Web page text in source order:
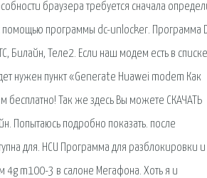
браузера требуется сначала
помощью программы dc-unlocker. Программа
Билайн, Теле2. Если наш модем есть в
нужен пункт «Generate Huawei modem Как
бесплатно! Так же здесь Вы можете СКАЧАТЬ
Попытаюсь подробно показать. после
для. HCU Программа для разблокировки и
4g m100-3 в салоне Мегафона. Хоть я и